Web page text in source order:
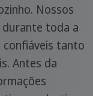
Nossos
durante toda a
tanto
Antes da